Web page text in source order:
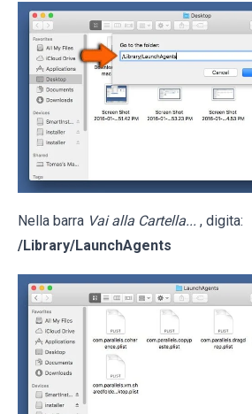
Nella barra Vai alla Cartella... , digita:
/Library/LaunchAgents